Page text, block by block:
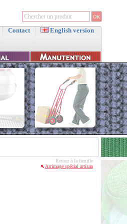
Contact English version
Retour à la famille
Arrimage spécial artisan